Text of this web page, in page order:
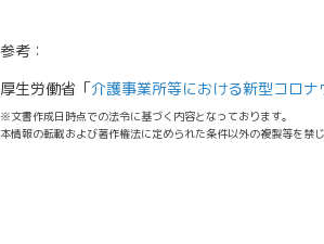
参考：
厚生労働省「介護事業所等における新型コロ
※文書作成日時点での法令に基づく内容となっております。
本情報の転載および著作権法に定められた条件以外の複製等を禁じ